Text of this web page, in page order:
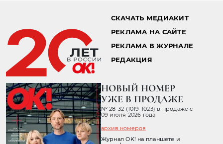
СКАЧАТЬ МЕДИАКИТ
РЕКЛАМА НА САЙТЕ
РЕКЛАМА В ЖУРНАЛЕ
РЕДАКЦИЯ
НОВЫЙ НОМЕР
УЖЕ В ПРОДАЖЕ
№ 28-32 (1019-1023) в продаже с
09 июля 2026 года
архив номеров
Журнал OK! на планшете и